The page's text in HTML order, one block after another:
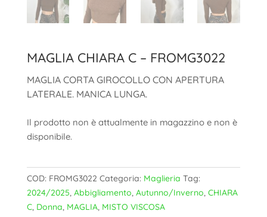
MAGLIA CHIARA C – FROMG3022
MAGLIA CORTA GIROCOLLO CON APERTURA
LATERALE. MANICA LUNGA.
Il prodotto non è attualmente in magazzino e non è
disponibile.
COD: FROMG3022 Categoria: Maglieria Tag:
2024/2025, Abbigliamento, Autunno/Inverno, CHIARA
C, Donna, MAGLIA, MISTO VISCOSA